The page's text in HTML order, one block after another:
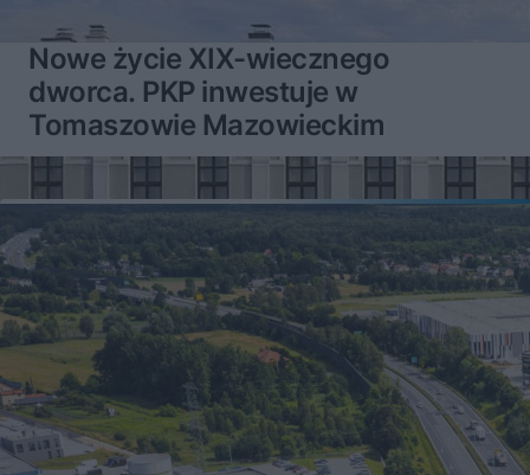
Nowe życie XIX-wiecznego
dworca. PKP inwestuje w
Tomaszowie Mazowieckim